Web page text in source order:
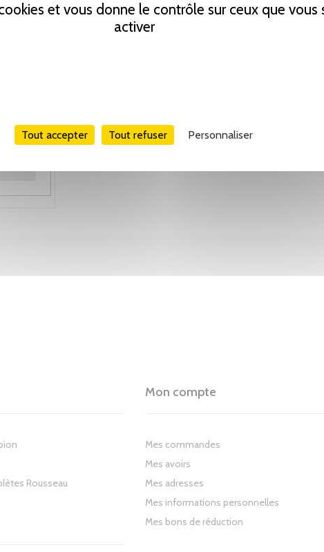
et vous donne le contrôle sur ceux que vous
activer
Tout accepter Tout refuser Personnaliser
Rousseau
Mon compte
Mes commandes
Mes avoirs
Mes adresses
Mes informations personnelles
Mes bons de réduction